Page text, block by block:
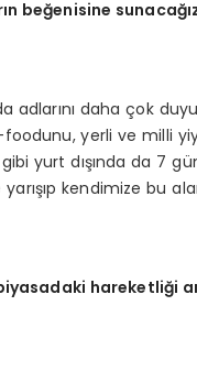
beğenisine
adlarını daha çok
yerli ve milli
yurt dışında da 7
kendimize bu
hareketliği